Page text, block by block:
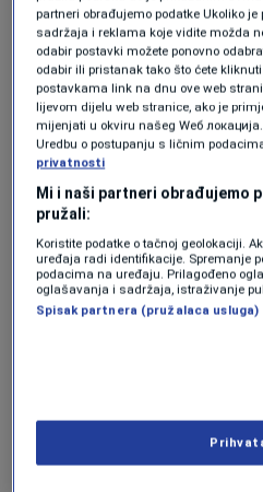
plasman Zmajeva na
dijaspori u Kanadi, koja
stigla iz svih krajeva
reprezentaciju Sergeja
historijskom povratku
pozornicu.
partneri obrađujemo podatke Ukoliko
sadržaja i reklama koje vidite možda
odabir postavki možete ponovno
odabir ili pristanak tako što ćete
postavkama link na dnu ove web
lijevom dijelu web stranice, ako je
mijenjati u okviru našeg Wеб
Uredbu o postupanju s ličnim
privatnosti
Mi i naši partneri obrađujemo
pružali:
Koristite podatke o tačnoj geolokaciji.
uređaja radi identifikacije. Spremanje
podacima na uređaju. Prilagođeno
oglašavanja i sadržaja, istraživanje
Spisak partnera (pružalaca usluga)